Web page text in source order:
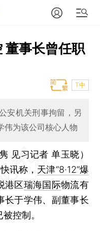
董事长曾任职
T中
安机关刑事拘留，另
伟为该公司核心人物
见习记者 单玉晓）
讯称， 天津“8·12”爆
港区瑞海国际物流有
长于学伟、副董事长
控制。